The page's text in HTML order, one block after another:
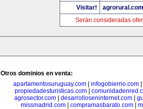
Visitar!
agrorural.com
Serán consideradas
Otros dominios en venta:
apartamentosuruguay.com
infogobierno.com
propiedadesturisticas.com|
agrosector.com
desarrolloseninternet.com
missmadrid.com| compramasbarato.com|